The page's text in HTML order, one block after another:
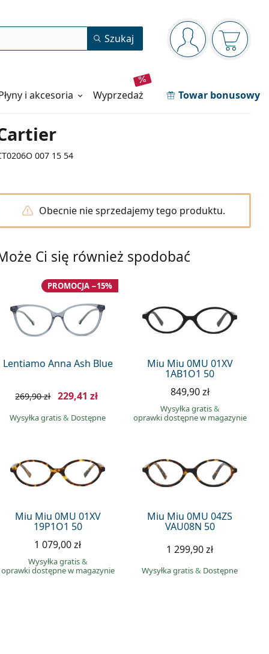
Panel nawigacyjny
jesteś
Koszyk
Szukaj
i akcesoria wyprzedaż Towar bonusowy
007 15 54
Obecnie nie sprzedajemy tego produktu.
Ci się również spodobać
Lentiamo Anna Ash Blue
PROMOCJA −15%
269,90 zł 229,41 zł
Wysyłka gratis& Dostępne
Miu Miu 0MU 01XV
1AB1O1 50
849,90 zł
Wysyłka gratis&
oprawki dostępne w magazynie
Miu Miu 0MU 01XV
19P1O1 50
1 079,00 zł
Wysyłka gratis&
oprawki dostępne w magazynie
Miu Miu 0MU 04ZS
VAU08N 50
1 299,90 zł
Wysyłka gratis& Dostępne